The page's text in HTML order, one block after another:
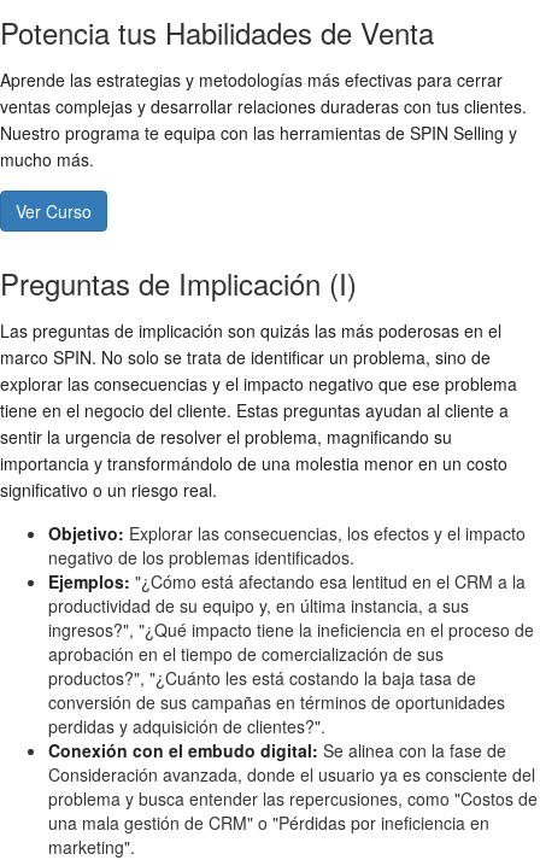
Potencia tus Habilidades de Venta
Aprende las estrategias y metodologías más efectivas para cerrar
ventas complejas y desarrollar relaciones duraderas con tus clientes.
Nuestro programa te equipa con las herramientas de SPIN Selling y
mucho más.
Ver Curso
Preguntas de Implicación (I)
Las preguntas de implicación son quizás las más poderosas en el
marco SPIN. No solo se trata de identificar un problema, sino de
explorar las consecuencias y el impacto negativo que ese problema
tiene en el negocio del cliente. Estas preguntas ayudan al cliente a
sentir la urgencia de resolver el problema, magnificando su
importancia y transformándolo de una molestia menor en un costo
significativo o un riesgo real.
Objetivo: Explorar las consecuencias, los efectos y el impacto
negativo de los problemas identificados.
Ejemplos: "¿Cómo está afectando esa lentitud en el CRM a la
productividad de su equipo y, en última instancia, a sus
ingresos?", "¿Qué impacto tiene la ineficiencia en el proceso de
aprobación en el tiempo de comercialización de sus
productos?", "¿Cuánto les está costando la baja tasa de
conversión de sus campañas en términos de oportunidades
perdidas y adquisición de clientes?".
Conexión con el embudo digital: Se alinea con la fase de
Consideración avanzada, donde el usuario ya es consciente del
problema y busca entender las repercusiones, como "Costos de
una mala gestión de CRM" o "Pérdidas por ineficiencia en
marketing".